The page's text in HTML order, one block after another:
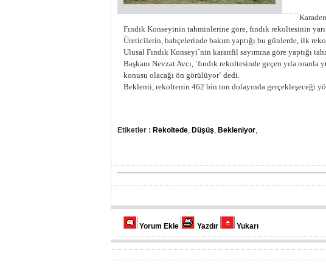
Fındık Konseyinin tahminlerine göre, fındık rekoltesinin
Üreticilerin, bahçelerinde bakım yaptığı bu günlerde, ilk
Ulusal Fındık Konseyi`nin karanfil sayımına göre yaptığı
Başkanı Nevzat Avcı, `fındık rekoltesinde geçen yıla
konusu olacağı ön görülüyor` dedi.
Beklenti, rekoltenin 462 bin ton dolayında gerçekleşeceği
Etiketler : Rekoltede, Düşüş, Bekleniyor,
Yorum Ekle Yazdır Yukarı